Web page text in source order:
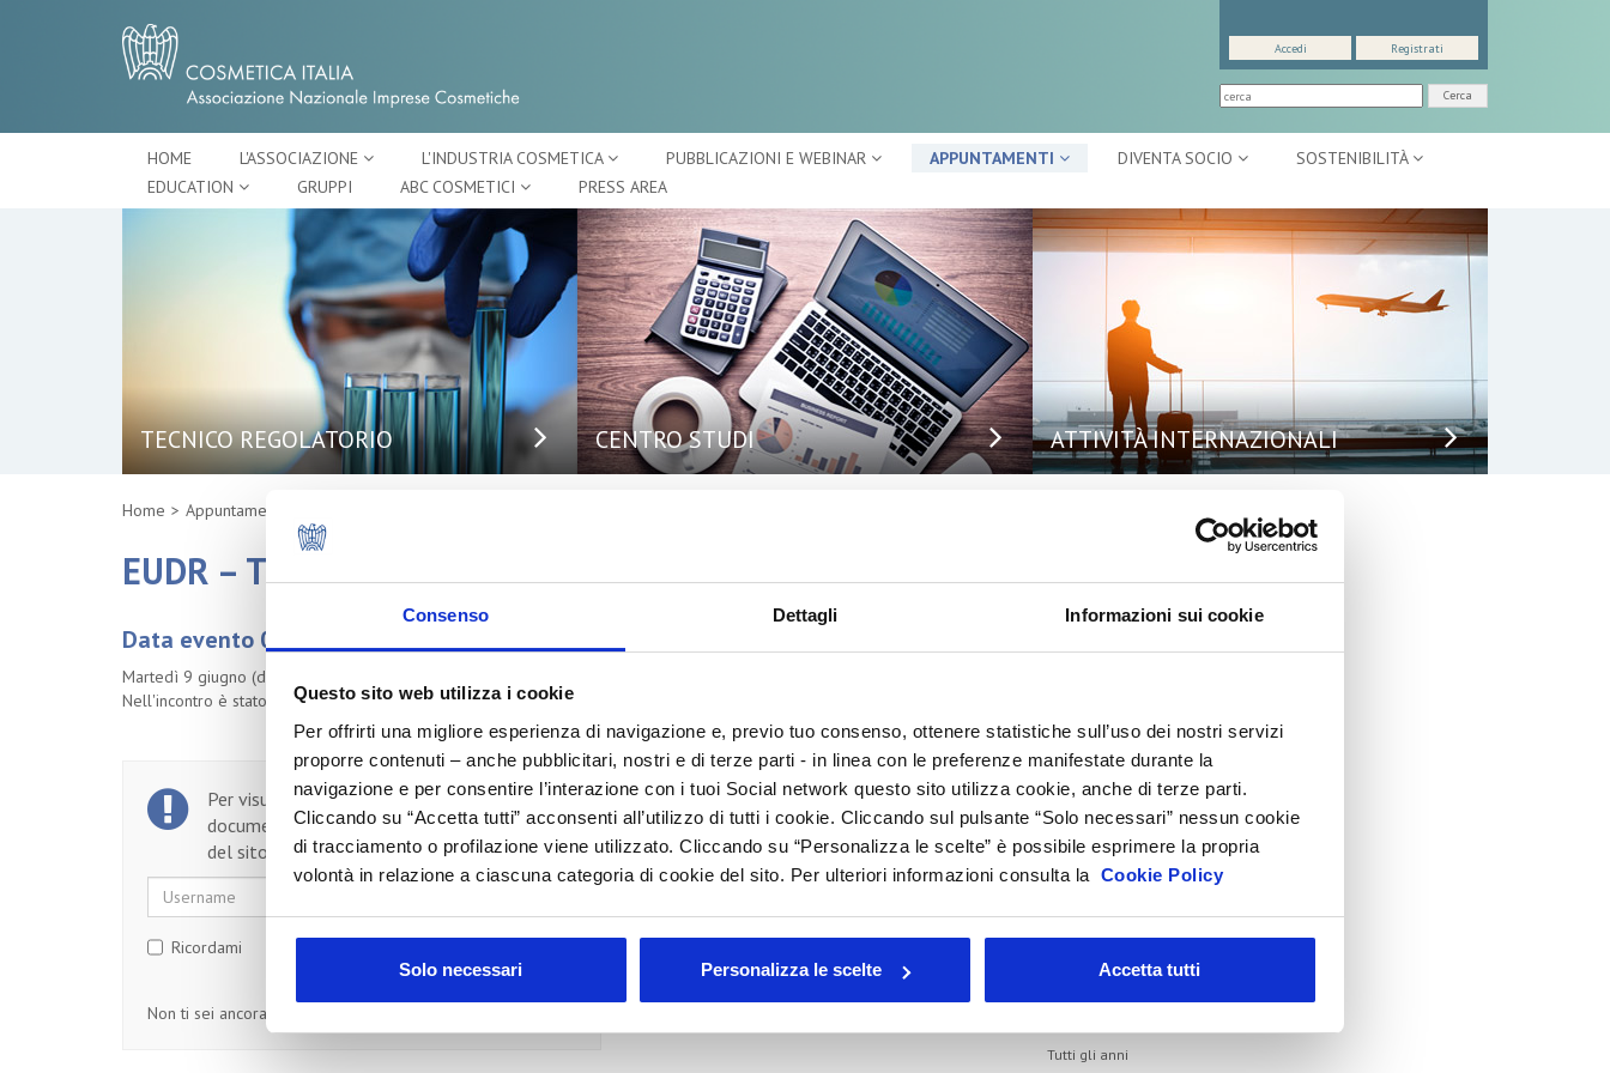
Consenso Dettagli Informazioni sui cookie
Questo sito web utilizza i cookie
Per offrirti una migliore esperienza di navigazione e, previo tuo consenso, ottenere statistiche sull’uso dei nostri servizi
proporre contenuti – anche pubblicitari, nostri e di terze parti - in linea con le preferenze manifestate durante la
navigazione e per consentire l’interazione con i tuoi Social network questo sito utilizza cookie, anche di terze parti.
Cliccando su “Accetta tutti” acconsenti all’utilizzo di tutti i cookie. Cliccando sul pulsante “Solo necessari” nessun cookie
di tracciamento o profilazione viene utilizzato. Cliccando su “Personalizza le scelte” è possibile esprimere la propria
volontà in relazione a ciascuna categoria di cookie del sito. Per ulteriori informazioni consulta la Cookie Policy
Solo necessari Personalizza le scelte Accetta tutti
Cerca
Accedi Registrati
HOME L'ASSOCIAZIONE L'INDUSTRIA COSMETICA PUBBLICAZIONI E WEBINAR APPUNTAMENTI DIVENTA SOCIO
SOSTENIBILITÀ
EDUCATION
GRUPPI ABC COSMETICI PRESS AREA
TECNICO REGOLATORIO CENTRO STUDI ATTIVITÀ INTERNAZIONALI
Home Appuntamenti
EUDR – Tutto ciò che le aziende devono sapere
Data evento 09/06/2026
Martedì 9 giugno (dalle ore 11:00 alle ore 13:00) si è tenuto un webinar gratuito dedicato al tema delle EUDR.
Nell'incontro è stato analizzato il quadro normativo europeo e le implicazioni del settore cosmetico.
Per visualizzare il testo completo del
documento, devi essere un utente registrato
del sito.
Username Password
Ricordami
Non ti sei ancora registrato?
Elenco Completo
Assemblea
Convegno tecnico internazionale
Information Day
Beauty Links
Beauty Report
Incontri tematici
Eventi Speciali
Leonardo Genio e Bellezza
Milano Beauty Week
Tutti gli anni